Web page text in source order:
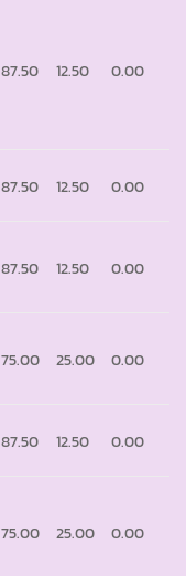
87.50 12.50 0.00
87.50 12.50 0.00
87.50 12.50 0.00
75.00 25.00 0.00
87.50 12.50 0.00
75.00 25.00 0.00